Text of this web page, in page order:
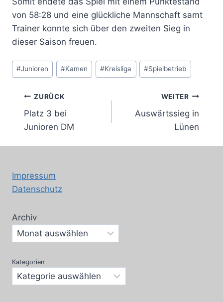
von 58:28 und eine glückliche Mannschaft samt
Trainer konnte sich über den zweiten Sieg in
dieser Saison freuen.
Schlagworte:
#Junioren #Kamen #Kreisliga #Spielbetrieb
Beitragsnavigation
ZURÜCK
Platz 3 bei
Junioren DM
WEITER
Auswärtssieg in
Lünen
Impressum
Datenschutz
Archiv
Kategorien